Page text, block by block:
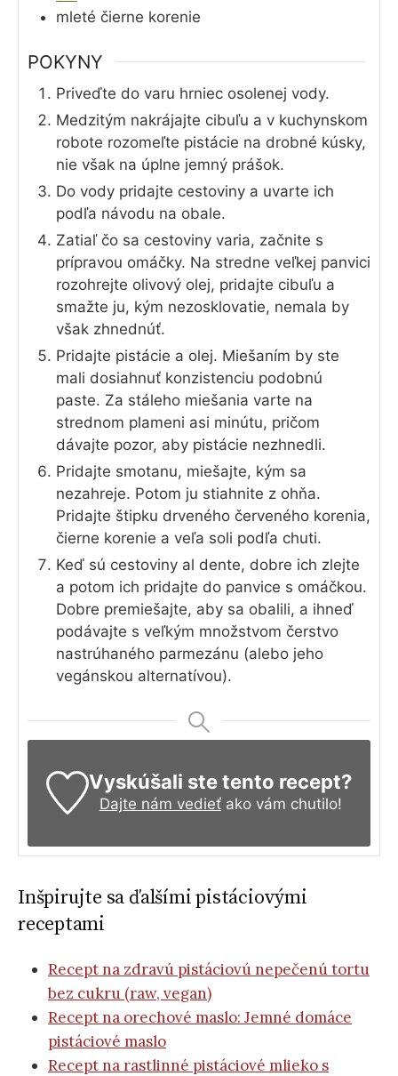
mleté čierne korenie
POKYNY
Priveďte do varu hrniec osolenej vody.
Medzitým nakrájajte cibuľu a v kuchynskom
robote rozomeľte pistácie na drobné kúsky,
nie však na úplne jemný prášok.
Do vody pridajte cestoviny a uvarte ich
podľa návodu na obale.
Zatiaľ čo sa cestoviny varia, začnite s
prípravou omáčky. Na stredne veľkej panvici
rozohrejte olivový olej, pridajte cibuľu a
smažte ju, kým nezosklovatie, nemala by
však zhnednúť.
Pridajte pistácie a olej. Miešaním by ste
mali dosiahnuť konzistenciu podobnú
paste. Za stáleho miešania varte na
strednom plameni asi minútu, pričom
dávajte pozor, aby pistácie nezhnedli.
Pridajte smotanu, miešajte, kým sa
nezahreje. Potom ju stiahnite z ohňa.
Pridajte štipku drveného červeného korenia,
čierne korenie a veľa soli podľa chuti.
Keď sú cestoviny al dente, dobre ich zlejte
a potom ich pridajte do panvice s omáčkou.
Dobre premiešajte, aby sa obalili, a ihneď
podávajte s veľkým množstvom čerstvo
nastrúhaného parmezánu (alebo jeho
vegánskou alternatívou).
Vyskúšali ste tento recept?
Dajte nám vedieťako vám chutilo!
Inšpirujte sa ďalšími pistáciovými
receptami
Recept na zdravú pistáciovú nepečenú tortu
bez cukru (raw, vegan)
Recept na orechové maslo: Jemné domáce
pistáciové maslo
Recept na rastlinné pistáciové mlieko s